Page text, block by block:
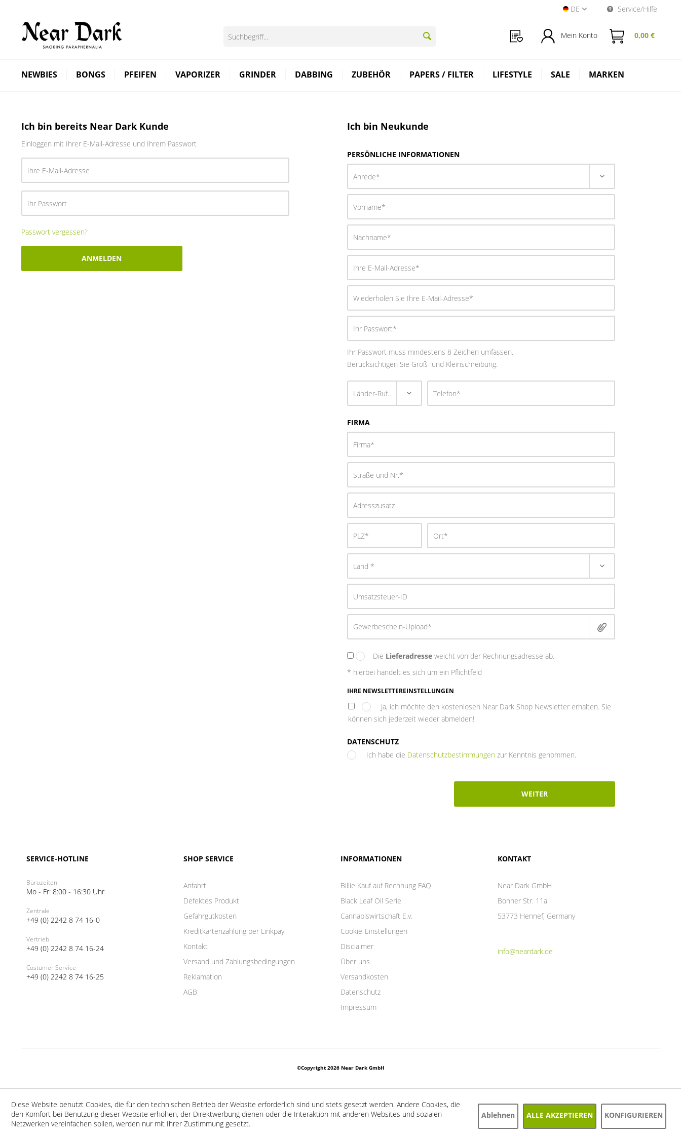
Near Dark Shop DE
DE Service/Hilfe
Mein Konto 0,00 €
NEWBIES BONGS PFEIFEN VAPORIZER GRINDER DABBING ZUBEHÖR PAPERS / FILTER LIFESTYLE SALE MARKEN
Ich bin bereits Near Dark Kunde
Einloggen mit Ihrer E-Mail-Adresse und Ihrem Passwort
Passwort vergessen?
ANMELDEN
Ich bin Neukunde
PERSÖNLICHE INFORMATIONEN
Ihr Passwort muss mindestens 8 Zeichen umfassen.
Berücksichtigen Sie Groß- und Kleinschreibung.
FIRMA
Gewerbeschein-Upload*
Die Lieferadresseweicht von der Rechnungsadresse ab.
* hierbei handelt es sich um ein Pflichtfeld
IHRE NEWSLETTEREINSTELLUNGEN
Ja, ich möchte den kostenlosen Near Dark Shop Newsletter erhalten. Sie
können sich jederzeit wieder abmelden!
DATENSCHUTZ
Ich habe die Datenschutzbestimmungenzur Kenntnis genommen.
WEITER
SERVICE-HOTLINE
Bürozeiten
Mo - Fr: 8:00 - 16:30 Uhr
Zentrale
+49 (0) 2242 8 74 16-0
Vertrieb
+49 (0) 2242 8 74 16-24
Costumer Service
+49 (0) 2242 8 74 16-25
SHOP SERVICE
Anfahrt
Defektes Produkt
Gefahrgutkosten
Kreditkartenzahlung per Linkpay
Kontakt
Versand und Zahlungsbedingungen
Reklamation
AGB
INFORMATIONEN
Billie Kauf auf Rechnung FAQ
Black Leaf Oil Serie
Cannabiswirtschaft E.v.
Cookie-Einstellungen
Disclaimer
Über uns
Versandkosten
Datenschutz
Impressum
KONTAKT
Near Dark GmbH
Bonner Str. 11a
53773 Hennef, Germany
info@neardark.de
©Copyright 2026 Near Dark GmbH
Diese Website benutzt Cookies, die für den technischen Betrieb der Website erforderlich sind und stets gesetzt werden. Andere Cookies, die
den Komfort bei Benutzung dieser Website erhöhen, der Direktwerbung dienen oder die Interaktion mit anderen Websites und sozialen
Netzwerken vereinfachen sollen, werden nur mit Ihrer Zustimmung gesetzt.
Ablehnen ALLE AKZEPTIEREN KONFIGURIEREN